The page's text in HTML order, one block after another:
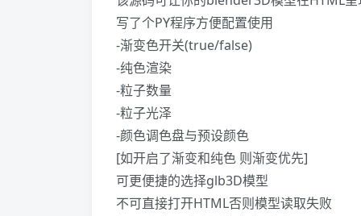
写了个PY程序方便配置使用
-渐变色开关(true/false)
-纯色渲染
-粒子数量
-粒子光泽
-颜色调色盘与预设颜色
[如开启了渐变和纯色 则渐变优先]
可更便捷的选择glb3D模型
不可直接打开HTML否则模型读取失败